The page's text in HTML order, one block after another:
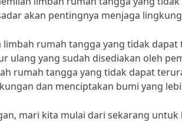
akan pentingnya menjaga
limbah rumah tangga yang tidak
ulang yang sudah disediakan oleh
rumah tangga yang tidak dapat
dan menciptakan bumi yang
mari kita mulai dari sekarang